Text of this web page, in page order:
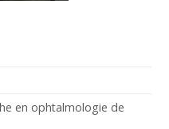
en ophtalmologie de